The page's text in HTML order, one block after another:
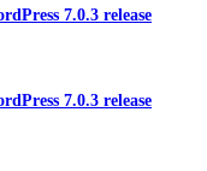
7.0.3 release
7.0.3 release